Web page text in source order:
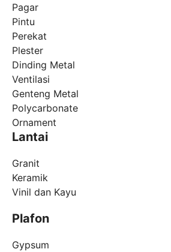
Pagar
Pintu
Perekat
Plester
Dinding Metal
Ventilasi
Genteng Metal
Polycarbonate
Ornament
Lantai
Granit
Keramik
Vinil dan Kayu
Plafon
Gypsum